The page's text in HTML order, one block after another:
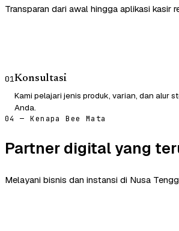
Transparan dari awal hingga aplikasi kasir
01Konsultasi
Kami pelajari jenis produk, varian, dan alur
Anda.
04 — Kenapa Bee Mata
Partner digital yang
Melayani bisnis dan instansi di Nusa